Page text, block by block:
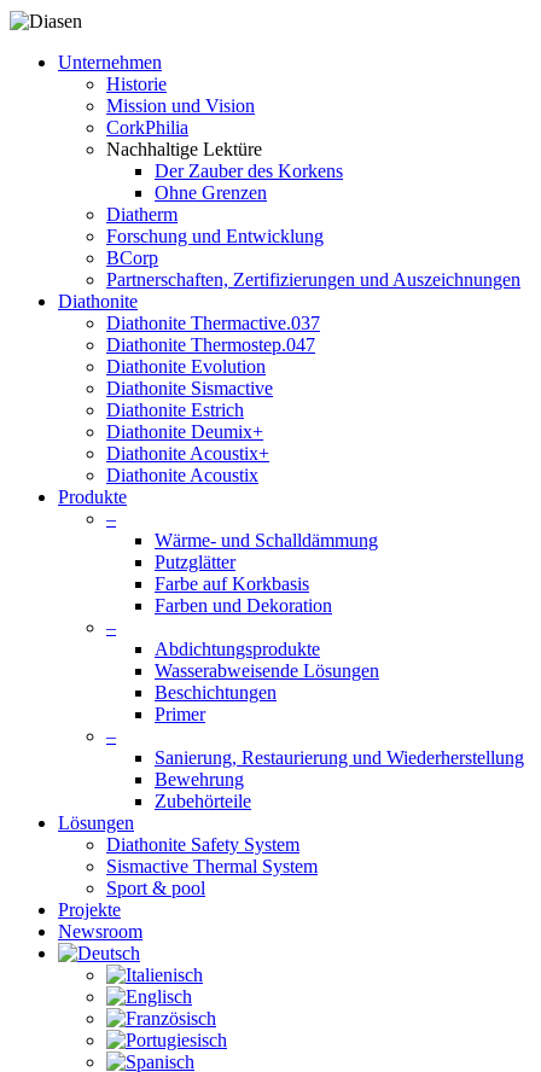
Unternehmen
Historie
Mission und Vision
CorkPhilia
Nachhaltige Lektüre
Der Zauber des Korkens
Ohne Grenzen
Diatherm
Forschung und Entwicklung
BCorp
Partnerschaften, Zertifizierungen und Auszeichnungen
Diathonite
Diathonite Thermactive.037
Diathonite Thermostep.047
Diathonite Evolution
Diathonite Sismactive
Diathonite Estrich
Diathonite Deumix+
Diathonite Acoustix+
Diathonite Acoustix
Produkte
–
Wärme- und Schalldämmung
Putzglätter
Farbe auf Korkbasis
Farben und Dekoration
–
Abdichtungsprodukte
Wasserabweisende Lösungen
Beschichtungen
Primer
–
Sanierung, Restaurierung und Wiederherstellung
Bewehrung
Zubehörteile
Lösungen
Diathonite Safety System
Sismactive Thermal System
Sport & pool
Projekte
Newsroom